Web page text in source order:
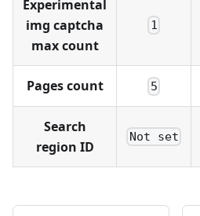
Experimental
img captcha
max count
1
Pages count 5
Search
region ID
Not set